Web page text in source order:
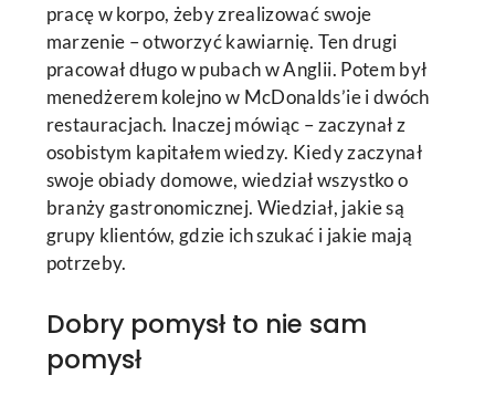
pracę w korpo, żeby zrealizować swoje
marzenie – otworzyć kawiarnię. Ten drugi
pracował długo w pubach w Anglii. Potem był
menedżerem kolejno w McDonalds’ie i dwóch
restauracjach. Inaczej mówiąc – zaczynał z
osobistym kapitałem wiedzy. Kiedy zaczynał
swoje obiady domowe, wiedział wszystko o
branży gastronomicznej. Wiedział, jakie są
grupy klientów, gdzie ich szukać i jakie mają
potrzeby.
Dobry pomysł to nie sam
pomysł